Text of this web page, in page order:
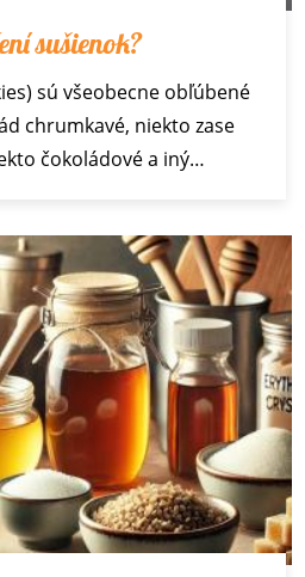
sušienok?
sú všeobecne obľúbené
chrumkavé, niekto zase
čokoládové a iný…